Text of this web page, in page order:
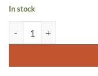
In stock